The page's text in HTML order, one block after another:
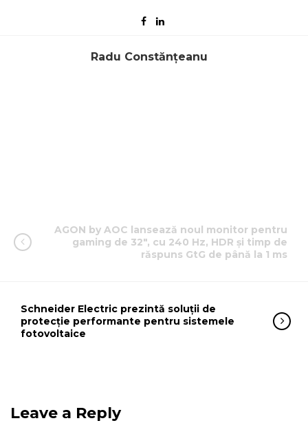
Radu Constănțeanu
AGON by AOC lansează noul monitor pentru
gaming de 32″, cu 240 Hz, HDR și timp de
răspuns GtG de până la 1 ms
Schneider Electric prezintă soluții de
protecție performante pentru sistemele
fotovoltaice
Leave a Reply